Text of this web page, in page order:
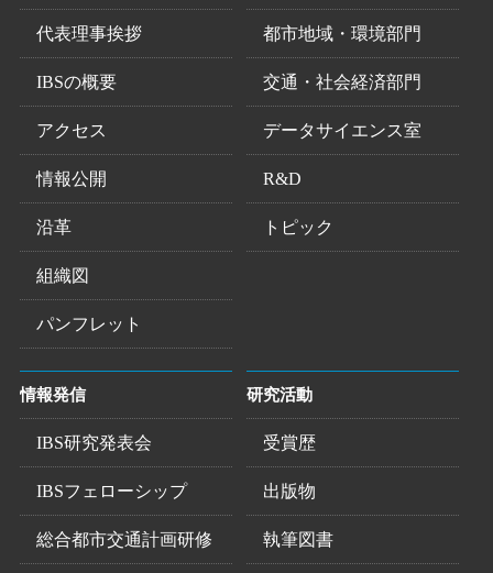
代表理事挨拶
IBSの概要
アクセス
情報公開
沿革
組織図
パンフレット
都市地域・環境部門
交通・社会経済部門
データサイエンス室
R&D
トピック
情報発信
IBS研究発表会
IBSフェローシップ
総合都市交通計画研修
研究活動
受賞歴
出版物
執筆図書